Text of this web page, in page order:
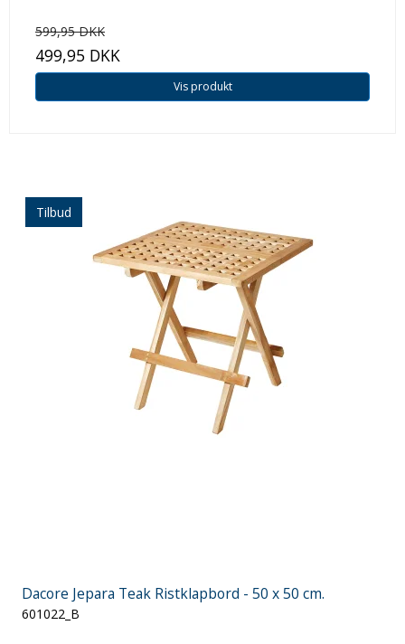
599,95 DKK
499,95 DKK
Vis produkt
Tilbud
Dacore Jepara Teak Ristklapbord - 50 x 50 cm.
601022_B